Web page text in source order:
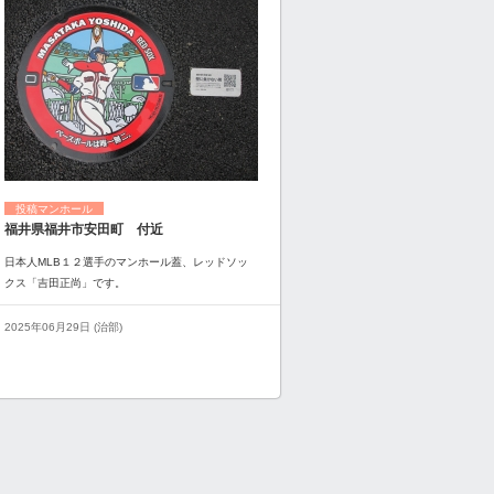
投稿マンホール
福井県福井市安田町 付近
日本人MLB１２選手のマンホール蓋、レッドソッ
クス「吉田正尚」です。
2025年06月29日 (治部)